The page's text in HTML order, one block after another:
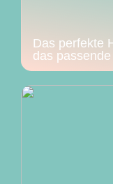
Das perfekte
das